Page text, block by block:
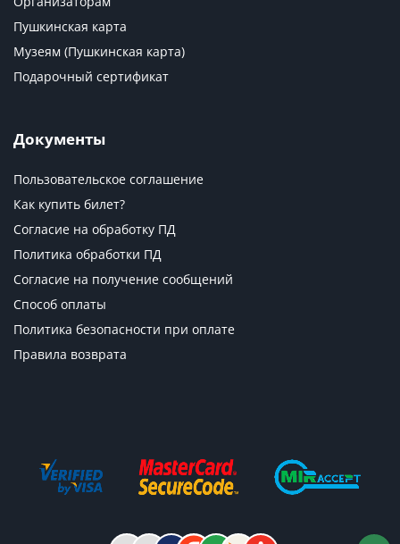
Пушкинская карта
Музеям (Пушкинская карта)
Подарочный сертификат
Документы
Пользовательское соглашение
Как купить билет?
Согласие на обработку ПД
Политика обработки ПД
Согласие на получение сообщений
Способ оплаты
Политика безопасности при оплате
Правила возврата